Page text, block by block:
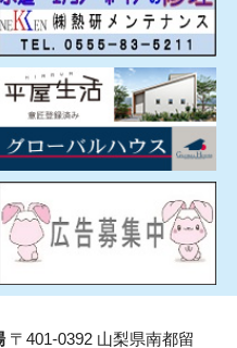
〒401-0392 山梨県南都留